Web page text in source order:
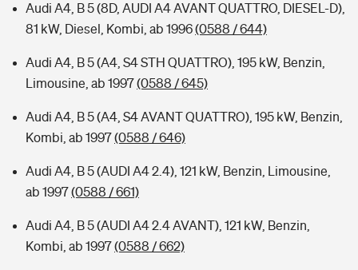
Audi A4, B 5 (8D, AUDI A4 AVANT QUATTRO, DIESEL-D),
81 kW, Diesel, Kombi, ab 1996(0588 / 644)
Audi A4, B 5 (A4, S4 STH QUATTRO), 195 kW, Benzin,
Limousine, ab 1997(0588 / 645)
Audi A4, B 5 (A4, S4 AVANT QUATTRO), 195 kW, Benzin,
Kombi, ab 1997(0588 / 646)
Audi A4, B 5 (AUDI A4 2.4), 121 kW, Benzin, Limousine,
ab 1997(0588 / 661)
Audi A4, B 5 (AUDI A4 2.4 AVANT), 121 kW, Benzin,
Kombi, ab 1997(0588 / 662)